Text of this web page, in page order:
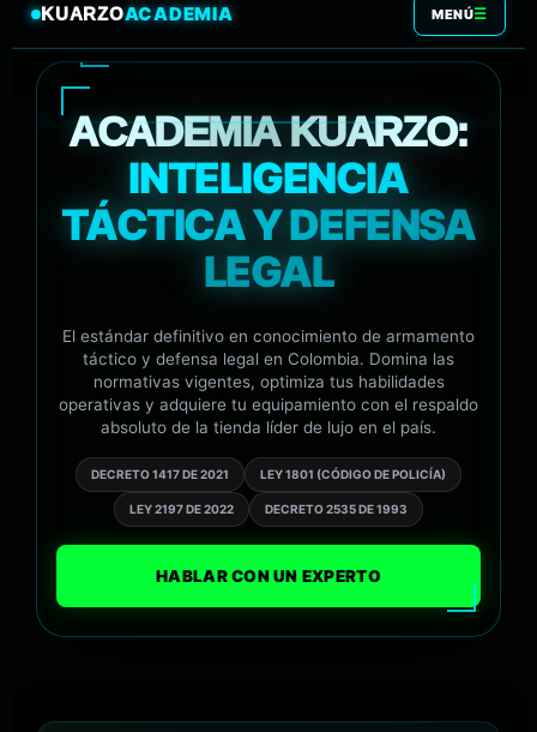
KUARZOACADEMIA MENÚ☰
ACADEMIA KUARZO:
INTELIGENCIA
TÁCTICA Y DEFENSA
LEGAL
El estándar definitivo en conocimiento de armamento
táctico y defensa legal en Colombia. Domina las
normativas vigentes, optimiza tus habilidades
operativas y adquiere tu equipamiento con el respaldo
absoluto de la tienda líder de lujo en el país.
DECRETO 1417 DE 2021 LEY 1801 (CÓDIGO DE POLICÍA)
LEY 2197 DE 2022 DECRETO 2535 DE 1993
HABLAR CON UN EXPERTO